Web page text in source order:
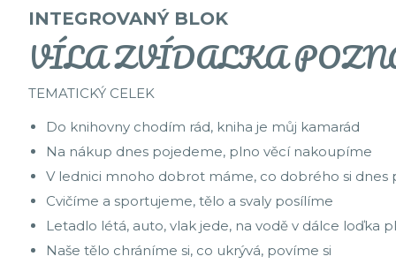
INTEGROVANÝ BLOK
VÍLA ZVÍDALKA
TEMATICKÝ CELEK
Do knihovny chodím rád, kniha je můj kamarád
Na nákup dnes pojedeme, plno věcí nakoupíme
V lednici mnoho dobrot máme, co dobrého si dnes
Cvičíme a sportujeme, tělo a svaly posílíme
Letadlo létá, auto, vlak jede, na vodě v dálce loďka
Naše tělo chráníme si, co ukrývá, povíme si